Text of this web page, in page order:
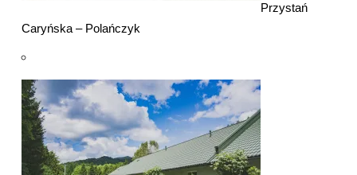
Przystań
Caryńska – Polańczyk